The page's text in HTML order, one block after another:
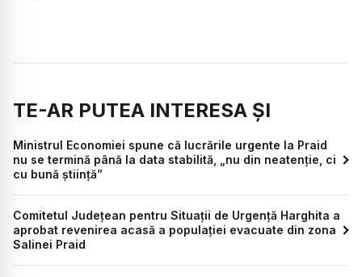
TE-AR PUTEA INTERESA ȘI
Ministrul Economiei spune că lucrările urgente la Praid
nu se termină până la data stabilită, „nu din neatenţie, ci
cu bună ştiinţă”
Comitetul Județean pentru Situații de Urgență Harghita a
aprobat revenirea acasă a populației evacuate din zona
Salinei Praid